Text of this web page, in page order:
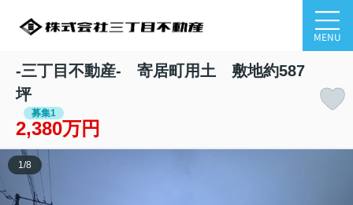
MENU
-三丁目不動産- 寄居町用土 敷地約587
坪
募集1
2,380万円
1 /8